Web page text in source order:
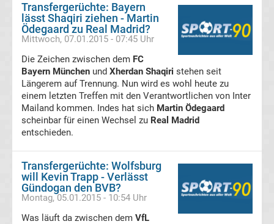
Liste
Radio
Live
Torjäger
Bundesliga
Transfergerüchte: Bayern
lässt Shaqiri ziehen - Martin
Ödegaard zu Real Madrid?
Mittwoch, 07.01.2015 - 07:45 Uhr
Die Zeichen zwischen dem FC
Bayern München und Xherdan Shaqiri stehen seit
Längerem auf Trennung. Nun wird es wohl heute zu
einem letzten Treffen mit den Verantwortlichen von Inter
Mailand kommen. Indes hat sich Martin Ödegaard
scheinbar für einen Wechsel zu Real Madrid
entschieden.
Transfergerüchte: Wolfsburg
will Kevin Trapp - Verlässt
Gündogan den BVB?
Montag, 05.01.2015 - 10:54 Uhr
Was läuft da zwischen dem VfL